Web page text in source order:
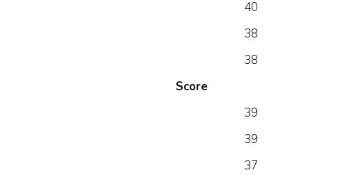
40
38
38
Score
39
39
37